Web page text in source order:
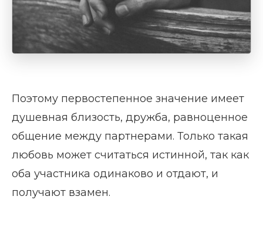
Поэтому первостепенное значение имеет
душевная близость, дружба, равноценное
общение между партнерами. Только такая
любовь может считаться истинной, так как
оба участника одинаково и отдают, и
получают взамен.